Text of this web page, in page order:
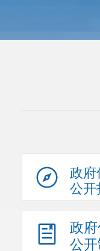
政府
公开
政
公